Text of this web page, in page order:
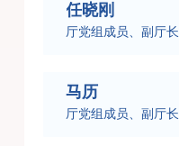
任晓刚
厅党组成员、副厅长
马历
厅党组成员、副厅长